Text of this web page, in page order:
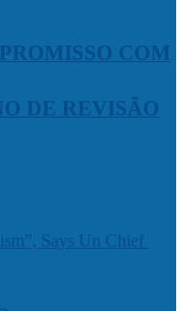
COM
DE REVISÃO